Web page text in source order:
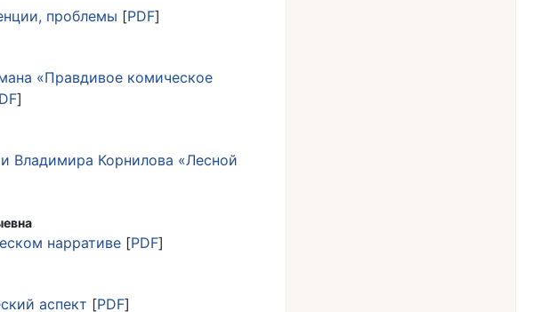
проблемы [PDF]
«Правдивое комическое
]
Владимира Корнилова «Лесной
нарративе [PDF]
аспект [PDF]